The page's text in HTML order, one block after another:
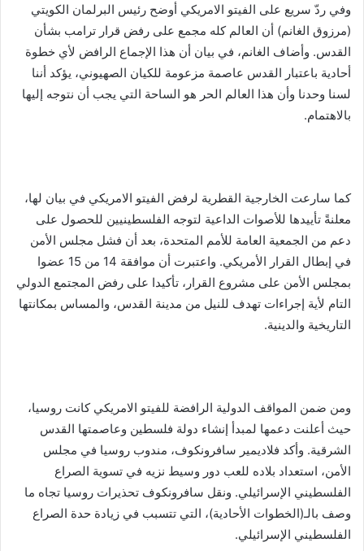
وفي ردّ سريع على الفيتو الامريكي أوضح رئيس البرلمان الكويتي
(مرزوق الغانم) أن العالم كله مجمع على رفض قرار ترامب بشأن
القدس. وأضاف الغانم، في بيان أن هذا الإجماع الرافض لأي خطوة
أحادية باعتبار القدس عاصمة مزعومة للكيان الصهيوني، يؤكد أننا
لسنا وحدنا وأن هذا العالم الحر هو الساحة التي يجب أن نتوجه إليها
بالاهتمام.
كما سارعت الخارجية القطرية لرفض الفيتو الامريكي في بيان لها،
معلنةً تأييدها للأصوات الداعية لتوجه الفلسطينيين للحصول على
دعم من الجمعية العامة للأمم المتحدة، بعد أن فشل مجلس الأمن
في إبطال القرار الأمريكي. واعتبرت أن موافقة 14 من 15 عضوا
بمجلس الأمن على مشروع القرار، تأكيدا على رفض المجتمع الدولي
التام لأية إجراءات تهدف للنيل من مدينة القدس، والمساس بمكانتها
التاريخية والدينية.
ومن ضمن المواقف الدولية الرافضة للفيتو الامريكي كانت روسيا،
حيث أعلنت دعمها لمبدأ إنشاء دولة فلسطين وعاصمتها القدس
الشرقية. وأكد فلاديمير سافرونكوف، مندوب روسيا في مجلس
الأمن، استعداد بلاده للعب دور وسيط نزيه في تسوية الصراع
الفلسطيني الإسرائيلي. ونقل سافرونكوف تحذيرات روسيا تجاه ما
وصف بالـ(الخطوات الأحادية)، التي تتسبب في زيادة حدة الصراع
الفلسطيني الإسرائيلي.